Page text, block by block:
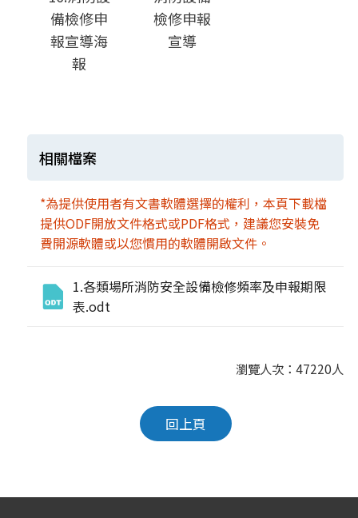
備檢修申
報宣導海
報
檢修申報
宣導
相關檔案
*為提供使用者有文書軟體選擇的權利，本頁下載檔
提供ODF開放文件格式或PDF格式，建議您安裝免
費開源軟體或以您慣用的軟體開啟文件。
1.各類場所消防安全設備檢修頻率及申報期限
表.odt
瀏覽人次：47220人
回上頁